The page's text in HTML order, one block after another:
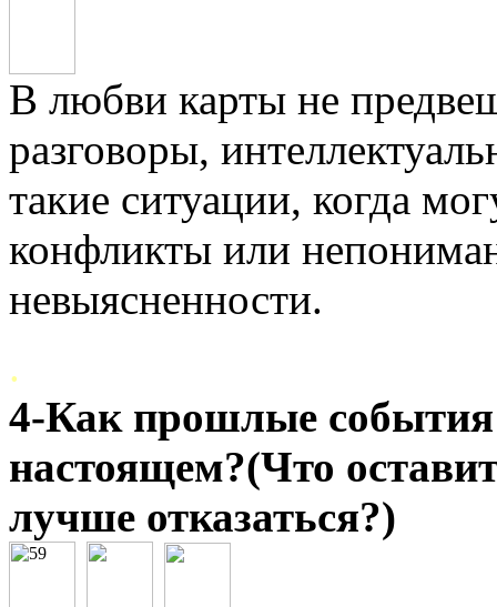
В любви карты не
разговоры,
такие ситуации, когда
конфликты или
невыясненности.
.
4-Как прошлые
настоящем?(Что
лучше отказаться?)